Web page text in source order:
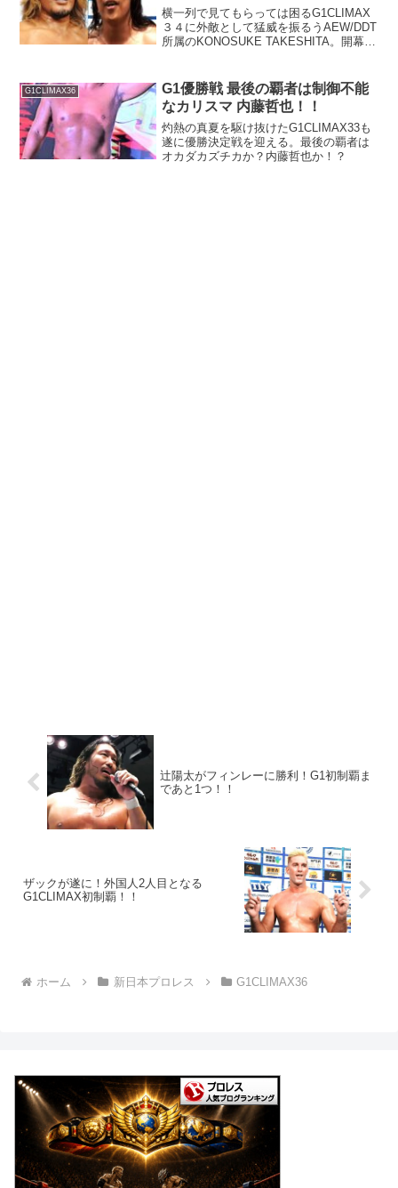
横一列で見てもらっては困るG1CLIMAX
３４に外敵として猛威を振るうAEW/DDT
所属のKONOSUKE TAKESHITA。開幕戦
利します。しかし、ELP戦後...
G1CLIMAX36
G1優勝戦 最後の覇者は制御不能
なカリスマ 内藤哲也！！
灼熱の真夏を駆け抜けたG1CLIMAX33も
遂に優勝決定戦を迎える。最後の覇者は
オカダカズチカか？内藤哲也か！？
辻陽太がフィンレーに勝利！G1初制覇ま
であと1つ！！
ザックが遂に！外国人2人目となる
G1CLIMAX初制覇！！
ホーム 新日本プロレス G1CLIMAX36